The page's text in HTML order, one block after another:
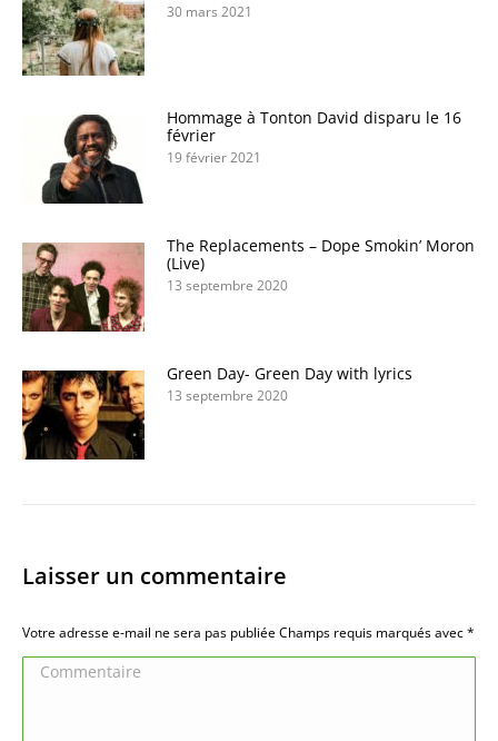
30 mars 2021
Hommage à Tonton David disparu le 16
février
19 février 2021
The Replacements – Dope Smokin’ Moron
(Live)
13 septembre 2020
Green Day- Green Day with lyrics
13 septembre 2020
Laisser un commentaire
Votre adresse e-mail ne sera pas publiée Champs requis marqués avec*
Commentaire